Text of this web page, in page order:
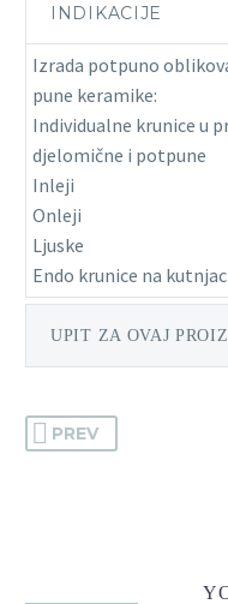
INDIKACIJE
Izrada potpuno
pune keramike:
Individualne krunice u
djelomične i potpune
Inleji
Onleji
Ljuske
Endo krunice na
UPIT ZA OVAJ
PREV